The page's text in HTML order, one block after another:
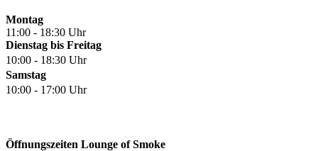
Montag
11:00 - 18:30 Uhr
Dienstag bis Freitag
10:00 - 18:30 Uhr
Samstag
10:00 - 17:00 Uhr
Öffnungszeiten Lounge of Smoke